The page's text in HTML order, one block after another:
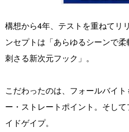
構想から4年、テストを重ねてリ
ンセプトは「あらゆるシーンで
刺さる新次元フック」。
こだわったのは、フォールバイ
ー・ストレートポイント。そし
イドゲイプ。